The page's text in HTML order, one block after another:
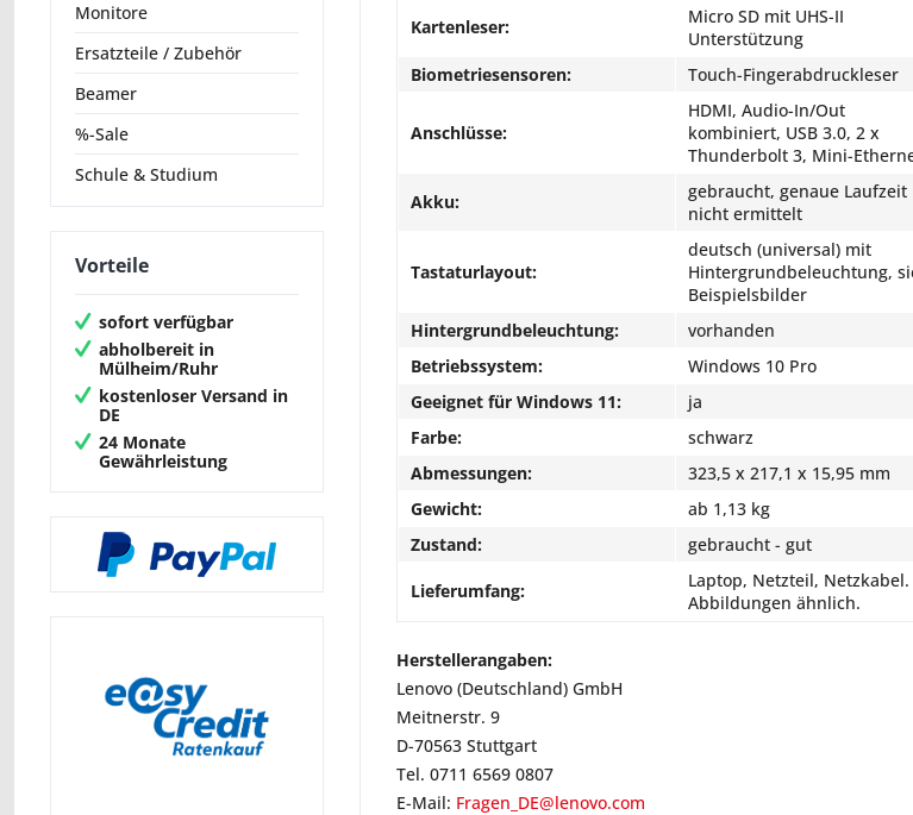
Monitore
Ersatzteile / Zubehör
Beamer
%-Sale
Schule & Studium
Vorteile
sofort verfügbar
abholbereit in
Mülheim/Ruhr
kostenloser Versand in
DE
24 Monate
Gewährleistung
Kartenleser:
Micro SD mit UHS-II
Unterstützung
Biometriesensoren:
Touch-Fingerabdruckleser
Anschlüsse:
HDMI, Audio-In/Out
kombiniert, USB 3.0, 2 x
Thunderbolt 3, Mini-
Akku:
gebraucht, genaue Laufzeit
nicht ermittelt
Tastaturlayout:
deutsch (universal) mit
Hintergrundbeleuchtung,
Beispielsbilder
Hintergrundbeleuchtung:
vorhanden
Betriebssystem:
Windows 10 Pro
Geeignet für Windows 11:
ja
Farbe:
schwarz
Abmessungen:
323,5 x 217,1 x 15,95 mm
Gewicht:
ab 1,13 kg
Zustand:
gebraucht - gut
Lieferumfang:
Laptop, Netzteil, Netzkabel.
Abbildungen ähnlich.
Herstellerangaben:
Lenovo (Deutschland) GmbH
Meitnerstr. 9
D-70563 Stuttgart
Tel. 0711 6569 0807
E-Mail: Fragen_DE@lenovo.com